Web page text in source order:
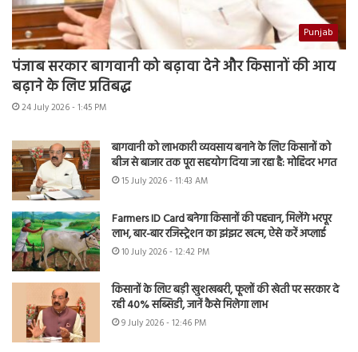
Punjab
पंजाब सरकार बागवानी को बढ़ावा देने और किसानों की आय
बढ़ाने के लिए प्रतिबद्ध
24 July 2026 - 1:45 PM
बागवानी को लाभकारी व्यवसाय बनाने के लिए किसानों को
बीज से बाजार तक पूरा सहयोग दिया जा रहा है: मोहिंदर भगत
15 July 2026 - 11:43 AM
Farmers ID Card बनेगा किसानों की पहचान, मिलेंगे भरपूर
लाभ, बार-बार रजिस्ट्रेशन का झंझट खत्म, ऐसे करें अप्लाई
10 July 2026 - 12:42 PM
किसानों के लिए बड़ी खुशखबरी, फूलों की खेती पर सरकार दे
रही 40% सब्सिडी, जानें कैसे मिलेगा लाभ
9 July 2026 - 12:46 PM